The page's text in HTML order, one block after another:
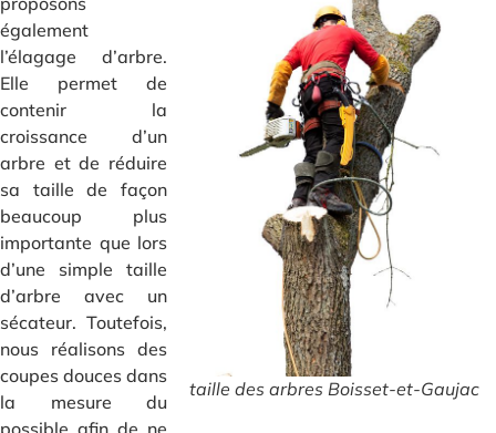
taille des arbres Boisset-et-Gaujac
également
l’élagage d’arbre.
Elle permet de
contenir la
croissance d’un
arbre et de réduire
sa taille de façon
beaucoup plus
importante que lors
d’une simple taille
d’arbre avec un
sécateur. Toutefois,
nous réalisons des
coupes douces dans
la mesure du